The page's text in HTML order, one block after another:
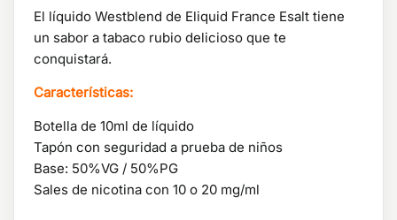
El líquido Westblend de Eliquid France Esalt tiene
un sabor a tabaco rubio delicioso que te
conquistará.
Características:
Botella de 10ml de líquido
Tapón con seguridad a prueba de niños
Base: 50%VG / 50%PG
Sales de nicotina con 10 o 20 mg/ml